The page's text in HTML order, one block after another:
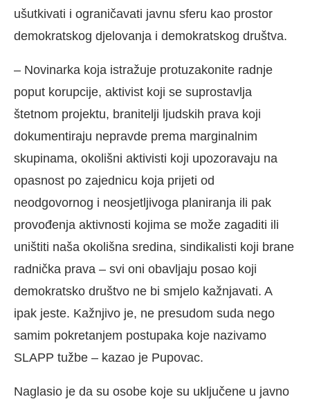
ušutkivati i ograničavati javnu sferu kao prostor
demokratskog djelovanja i demokratskog društva.
– Novinarka koja istražuje protuzakonite radnje
poput korupcije, aktivist koji se suprostavlja
štetnom projektu, branitelji ljudskih prava koji
dokumentiraju nepravde prema marginalnim
skupinama, okolišni aktivisti koji upozoravaju na
opasnost po zajednicu koja prijeti od
neodgovornog i neosjetljivoga planiranja ili pak
provođenja aktivnosti kojima se može zagaditi ili
uništiti naša okolišna sredina, sindikalisti koji brane
radnička prava – svi oni obavljaju posao koji
demokratsko društvo ne bi smjelo kažnjavati. A
ipak jeste. Kažnjivo je, ne presudom suda nego
samim pokretanjem postupaka koje nazivamo
SLAPP tužbe – kazao je Pupovac.
Naglasio je da su osobe koje su uključene u javno